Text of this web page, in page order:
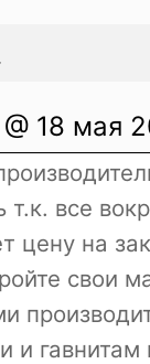
18 мая
т.к. все
цену на
свои
и